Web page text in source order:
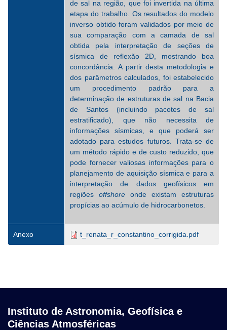
de sal na região, que foi invertida na última
etapa do trabalho. Os resultados do modelo
inverso obtido foram validados por meio de
sua comparação com a camada de sal
obtida pela interpretação de seções de
sísmica de reflexão 2D, mostrando boa
concordância. A partir desta metodologia e
dos parâmetros calculados, foi estabelecido
um procedimento padrão para a
determinação de estruturas de sal na Bacia
de Santos (incluindo pacotes de sal
estratificado), que não necessita de
informações sísmicas, e que poderá ser
adotado para estudos futuros. Trata-se de
um método rápido e de custo reduzido, que
pode fornecer valiosas informações para o
planejamento de aquisição sísmica e para a
interpretação de dados geofísicos em
regiões offshore onde existam estruturas
propícias ao acúmulo de hidrocarbonetos.
Anexo t_renata_r_constantino_corrigida.pdf
Instituto de Astronomia, Geofísica e
Ciências Atmosféricas